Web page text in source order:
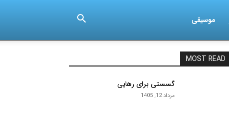
موسیقی
MOST READ
گسستی برای رهایی
مرداد 12, 1405